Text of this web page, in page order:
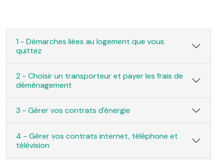
1 - Démarches liées au logement que vous
quittez
2 - Choisir un transporteur et payer les frais de
déménagement
3 - Gérer vos contrats d'énergie
4 - Gérer vos contrats internet, téléphone et
télévision